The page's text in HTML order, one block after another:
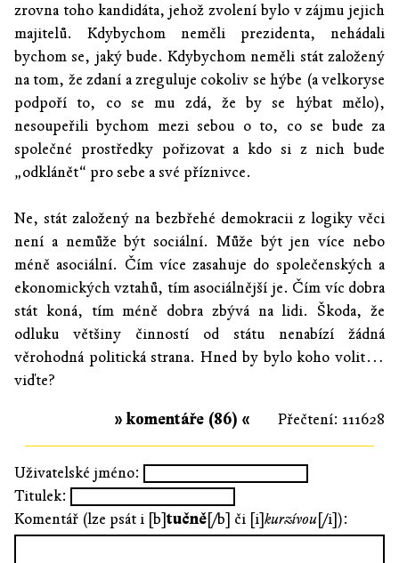
zrovna toho kandidáta, jehož zvolení bylo v zájmu jejich
majitelů. Kdybychom neměli prezidenta, nehádali
bychom se, jaký bude. Kdybychom neměli stát založený
na tom, že zdaní a zreguluje cokoliv se hýbe (a velkoryse
podpoří to, co se mu zdá, že by se hýbat mělo),
nesoupeřili bychom mezi sebou o to, co se bude za
společné prostředky pořizovat a kdo si z nich bude
„odklánět“ pro sebe a své příznivce.
Ne, stát založený na bezbřehé demokracii z logiky věci
není a nemůže být sociální. Může být jen více nebo
méně asociální. Čím více zasahuje do společenských a
ekonomických vztahů, tím asociálnější je. Čím víc dobra
stát koná, tím méně dobra zbývá na lidi. Škoda, že
odluku většiny činností od státu nenabízí žádná
věrohodná politická strana. Hned by bylo koho volit…
viďte?
Přečtení: 111628
» komentáře (86) «
Uživatelské jméno:
Titulek:
Komentář (lze psát i [b]tučně[/b] či [i]kurzívou[/i]):